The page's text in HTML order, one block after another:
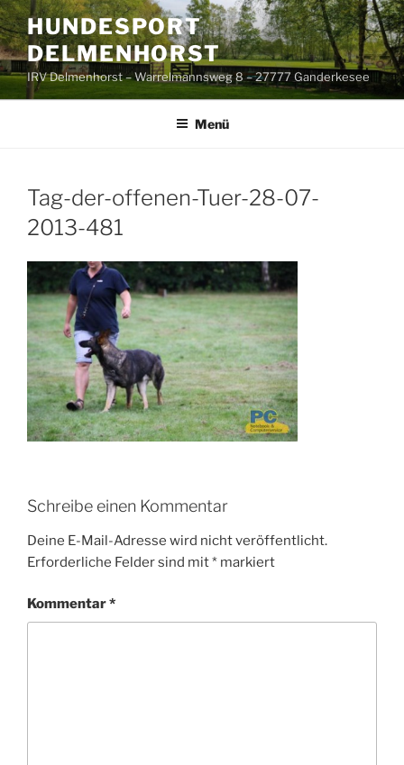
Zum
Inhalt
springen
HUNDESPORT
DELMENHORST
IRV Delmenhorst – Warrelmannsweg 8 – 27777 Ganderkesee
Menü
Tag-der-offenen-Tuer-28-07-
2013-481
Schreibe einen Kommentar
Deine E-Mail-Adresse wird nicht veröffentlicht.
Erforderliche Felder sind mit* markiert
Kommentar*